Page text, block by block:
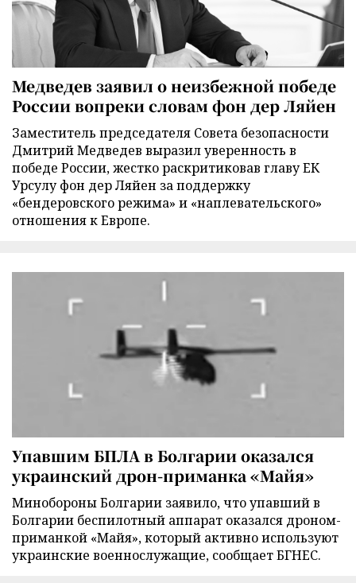
Медведев заявил о неизбежной победе
России вопреки словам фон дер Ляйен
Заместитель председателя Совета безопасности
Дмитрий Медведев выразил уверенность в
победе России, жестко раскритиковав главу ЕК
Урсулу фон дер Ляйен за поддержку
«бендеровского режима» и «наплевательского»
отношения к Европе.
Упавшим БПЛА в Болгарии оказался
украинский дрон-приманка «Майя»
Минобороны Болгарии заявило, что упавший в
Болгарии беспилотный аппарат оказался дроном-
приманкой «Майя», который активно используют
украинские военнослужащие, сообщает БГНЕС.